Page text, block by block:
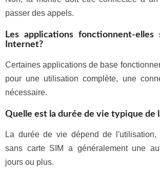
passer des appels.
Les applications fonctionnent-elles
Internet?
Certaines applications de base
pour une utilisation complète, une
nécessaire.
Quelle est la durée de vie typique de
La durée de vie dépend de l'utilisation,
sans carte SIM a généralement une
jours ou plus.